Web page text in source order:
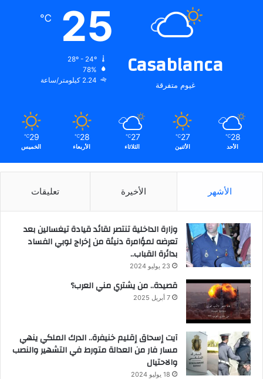
Casablanca
غيوم متفرقة
25
℃
78%
2.24 كيلومتر/ساعة
28
℃
الأحد
27
℃
الأثنين
27
℃
الثلاثاء
28
℃
الأربعاء
29
℃
الخميس
الأشهر الأخيرة تعليقات
وزارة الداخلية تنتصر لقائد قيادة تيغسالين بعد
تعرضه لمؤامرة دنيئة من إخراج لوبي الفساد
بدائرة القباب..
23 يوليو 2024
قصيدة.. من يشتري مني العرب؟
7 أبريل 2025
آيت إسحاق إقليم خنيفرة.. الدرك الملكي ينهي
مسار فار من العدالة متورط في التشهير والنصب
والاحتيال
18 يوليو 2024